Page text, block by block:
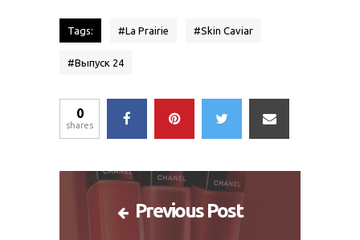
Tags: #La Prairie #Skin Caviar
#Выпуск 24
0
shares
Previous Post